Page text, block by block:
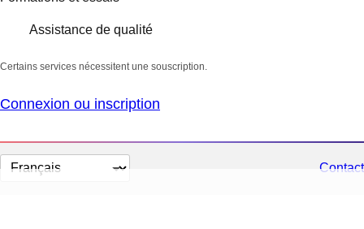
Assistance de qualité
Certains services nécessitent une souscription.
Connexion ou inscription
Changer
Contact